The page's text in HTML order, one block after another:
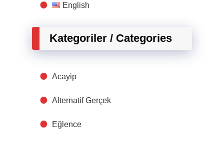
English
Kategoriler / Categories
Acayip
Alternatif Gerçek
Eğlence